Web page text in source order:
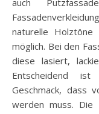
naturelle
möglich. Bei den
diese lasiert,
Entscheidend
Geschmack, dass
werden muss. Die